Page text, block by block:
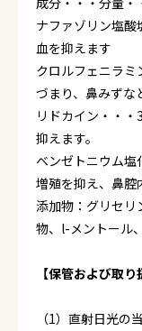
ナファゾリン塩
血を抑えます
クロルフェニラ
づまり、鼻みずな
リドカイン・・
抑えます。
ベンゼトニウム
増殖を抑え、鼻腔
添加物：グリセリ
物、l-メントール
【保管および取り
（1）直射日光